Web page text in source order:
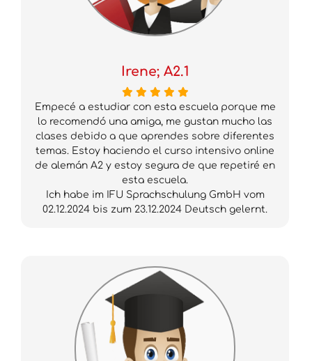
Irene; A2.1
Empecé a estudiar con esta escuela porque me
lo recomendó una amiga, me gustan mucho las
clases debido a que aprendes sobre diferentes
temas. Estoy haciendo el curso intensivo online
de alemán A2 y estoy segura de que repetiré en
esta escuela.
Ich habe im IFU Sprachschulung GmbH vom
02.12.2024 bis zum 23.12.2024 Deutsch gelernt.